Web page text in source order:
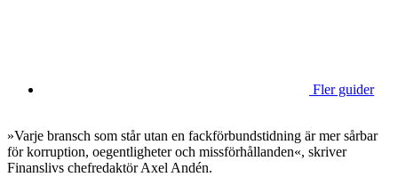
Fler guider
»Varje bransch som står utan en fackförbundstidning är mer sårbar
för korruption, oegentligheter och missförhållanden«, skriver
Finanslivs chefredaktör Axel Andén.